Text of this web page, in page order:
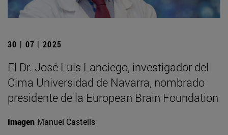
30 | 07 | 2025
El Dr. José Luis Lanciego, investigador del
Cima Universidad de Navarra, nombrado
presidente de la European Brain Foundation
Imagen Manuel Castells